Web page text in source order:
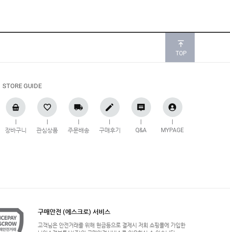
TOP
STORE GUIDE
장바구니 관심상품 주문배송 구매후기 Q&A MYPAGE
구매안전 (에스크로) 서비스
고객님은 안전거래를 위해 현금등으로 결제시 저희 쇼핑몰에 가입한